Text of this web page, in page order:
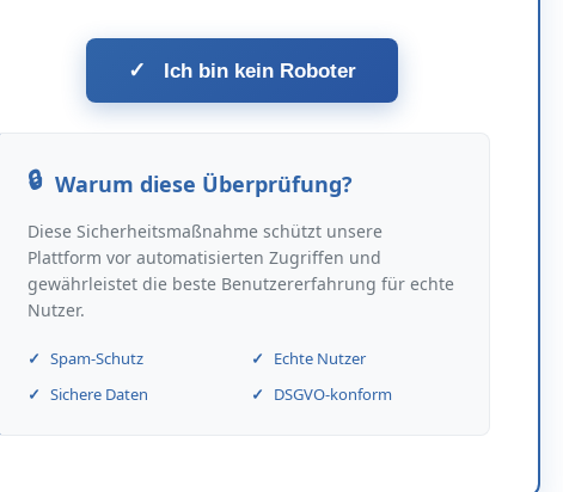
✓ Ich bin kein Roboter
Warum diese Überprüfung?
Diese Sicherheitsmaßnahme schützt unsere
Plattform vor automatisierten Zugriffen und
gewährleistet die beste Benutzererfahrung für echte
Nutzer.
Spam-Schutz
Echte Nutzer
Sichere Daten
DSGVO-konform